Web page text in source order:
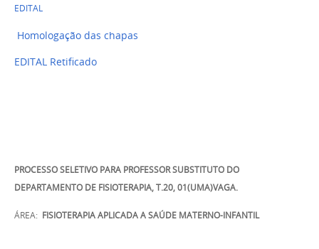
EDITAL
Homologação das chapas
EDITAL Retificado
PROCESSO SELETIVO PARA PROFESSOR SUBSTITUTO DO
DEPARTAMENTO DE FISIOTERAPIA, T.20, 01(UMA)VAGA.
ÁREA: FISIOTERAPIA APLICADA A SAÚDE MATERNO-INFANTIL